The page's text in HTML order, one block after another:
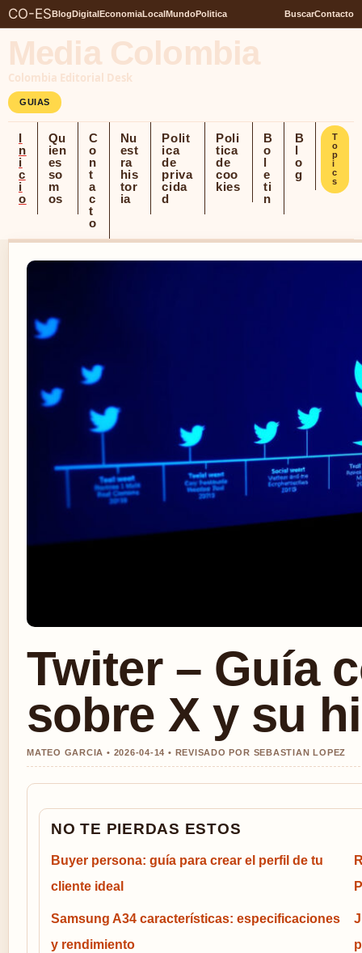
CO-ESBlogDigitalEconomiaLocalMundoPolitica BuscarContacto
Media Colombia
Colombia Editorial Desk
GUIAS
I
n
i
c
i
o
Qu
ien
es
so
m
os
C
o
n
t
a
c
t
o
Nu
est
ra
his
tor
ia
Polit
ica
de
priva
cida
d
Poli
tica
de
coo
kies
B
o
l
e
ti
n
B
l
o
g
T
o
p
i
c
s
Twiter – Guía
sobre X y su
MATEO GARCIA • 2026-04-14 • REVISADO POR SEBASTIAN LOPEZ
NO TE PIERDAS ESTOS
Buyer persona: guía para crear el perfil de tu
cliente ideal
Samsung A34 características: especificaciones
y rendimiento